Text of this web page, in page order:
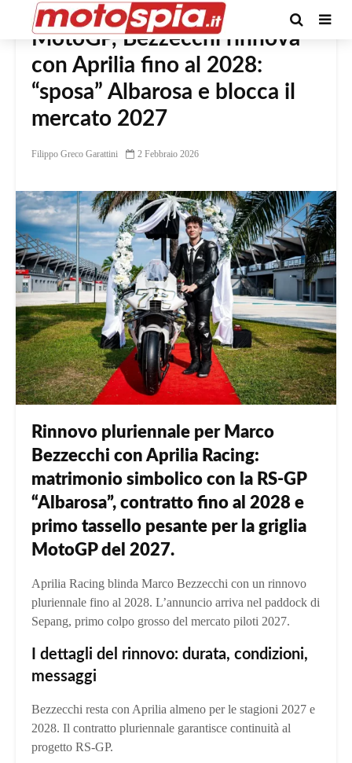
MotoGP, Bezzecchi rinnova
con Aprilia fino al 2028:
“sposa” Albarosa e blocca il
mercato 2027
Filippo Greco Garattini 2 Febbraio 2026
Rinnovo pluriennale per Marco
Bezzecchi con Aprilia Racing:
matrimonio simbolico con la RS‑GP
“Albarosa”, contratto fino al 2028 e
primo tassello pesante per la griglia
MotoGP del 2027.
Aprilia Racing blinda Marco Bezzecchi con un rinnovo
pluriennale fino al 2028. L’annuncio arriva nel paddock di
Sepang, primo colpo grosso del mercato piloti 2027.
I dettagli del rinnovo: durata, condizioni,
messaggi
Bezzecchi resta con Aprilia almeno per le stagioni 2027 e
2028. Il contratto pluriennale garantisce continuità al
progetto RS‑GP.